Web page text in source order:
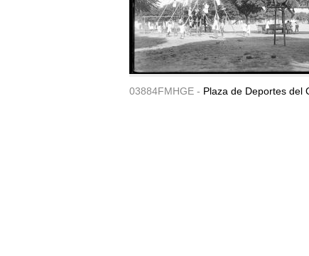
03884FMHGE - Plaza de Deportes del